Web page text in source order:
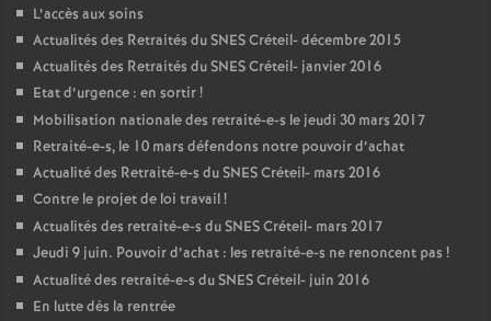
L’accès aux soins
Actualités des Retraités duSNESCréteil- décembre 2015
Actualités des Retraités duSNESCréteil- janvier 2016
Etat d’urgence : en sortir!
Mobilisation nationale des retraité-e-s le jeudi 30 mars 2017
Retraité-e-s, le 10 mars défendons notre pouvoir d’achat
Actualité des Retraité-e-s duSNESCréteil- mars 2016
Contre le projet de loi travail!
Actualités des retraité-e-s duSNESCréteil- mars 2017
Jeudi 9 juin. Pouvoir d’achat : les retraité-e-s ne renoncent pas !
Actualité des retraité-e-s duSNESCréteil- juin 2016
En lutte dès la rentrée